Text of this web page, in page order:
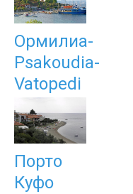
Ормилиа-
Psakoudia-
Vatopedi
Порто
Куфо